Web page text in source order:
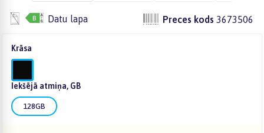
Datu lapa Preces kods 3673506
Krāsa
Iekšējā atmiņa, GB
128GB